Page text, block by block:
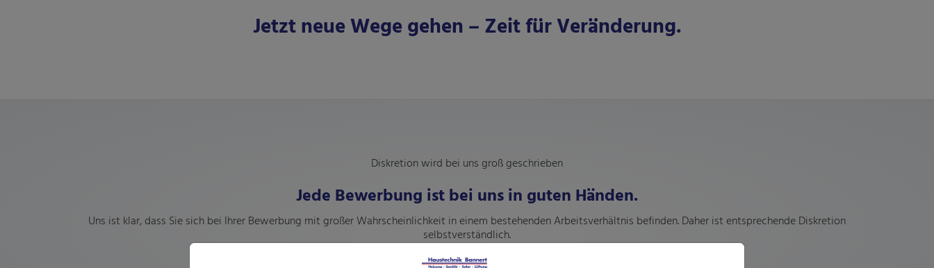
Jetzt neue Wege gehen – Zeit für Veränderung.
Diskretion wird bei uns groß geschrieben
Jede Bewerbung ist bei uns in guten Händen.
Uns ist klar, dass Sie sich bei Ihrer Bewerbung mit großer Wahrscheinlichkeit in einem bestehenden Arbeitsverhältnis befinden. Daher ist entsprechende Diskretion
selbstverständlich.
Wir freuen uns über kompetente Unterstützung in unserem Team!